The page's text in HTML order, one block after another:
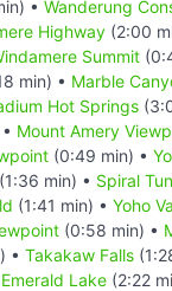
• Wanderung
Highway (2:00
Summit
min) • Marble
Hot Springs
Mount Amery
(0:49 min) •
(1:36 min) • Spiral
(1:41 min) • Yoho
(0:58 min) •
• Takakaw Falls
Emerald Lake (2:22